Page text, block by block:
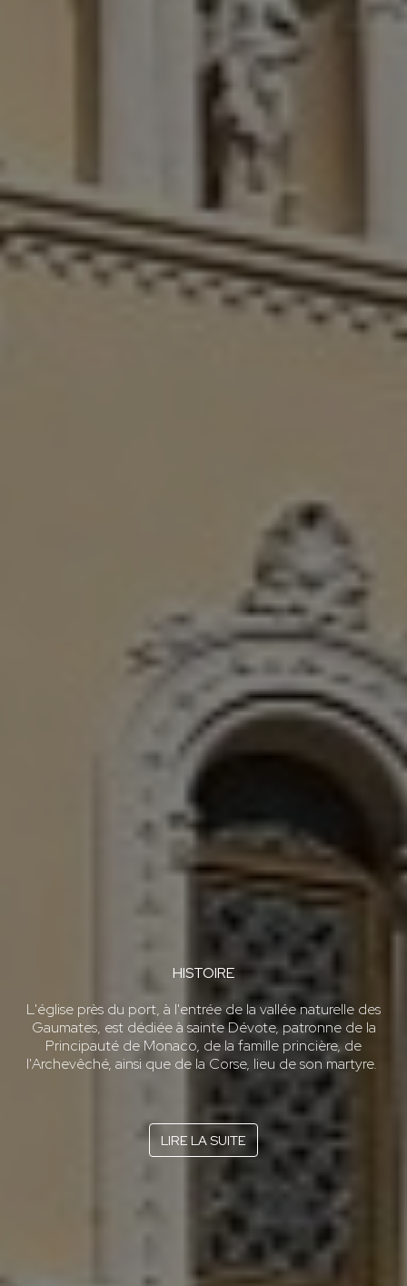
HISTOIRE
L'église près du port, à l'entrée de la vallée naturelle des
Gaumates, est dédiée à sainte Dévote, patronne de la
Principauté de Monaco, de la famille princière, de
l'Archevêché, ainsi que de la Corse, lieu de son martyre.
LIRE LA SUITE